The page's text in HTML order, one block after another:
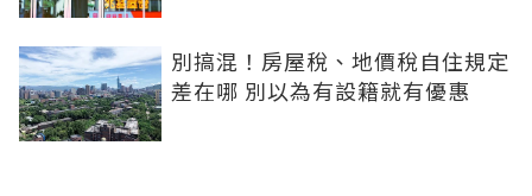
別搞混！房屋稅、地價稅自住規定
差在哪 別以為有設籍就有優惠